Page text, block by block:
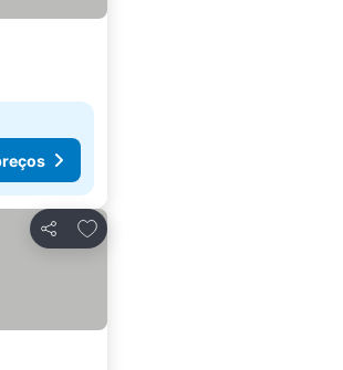
Partilhar
Adicionar aos favoritos